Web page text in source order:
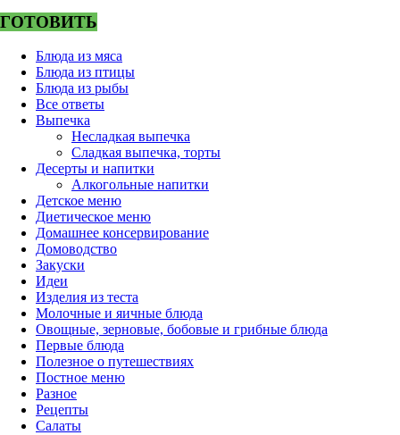
ГОТОВИТЬ
Блюда из мяса
Блюда из птицы
Блюда из рыбы
Все ответы
Выпечка
Несладкая выпечка
Сладкая выпечка, торты
Десерты и напитки
Алкогольные напитки
Детское меню
Диетическое меню
Домашнее консервирование
Домоводство
Закуски
Идеи
Изделия из теста
Молочные и яичные блюда
Овощные, зерновые, бобовые и грибные блюда
Первые блюда
Полезное о путешествиях
Постное меню
Разное
Рецепты
Салаты